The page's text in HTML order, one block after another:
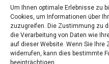
Um Ihnen optimale Erlebnisse zu
Cookies, um Informationen über
zuzugreifen. Die Zustimmung zu
die Verarbeitung von Daten wie
auf dieser Website. Wenn Sie
widerrufen, kann dies bestimmte
beeinträchtigen.
Lösungen